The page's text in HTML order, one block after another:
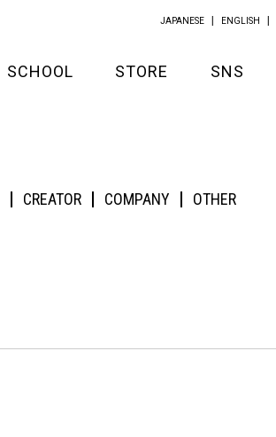
SCHOOL STORE
KITCHEN
SNS
JAPANESE ENGLISH
CREATOR COMPANY OTHER